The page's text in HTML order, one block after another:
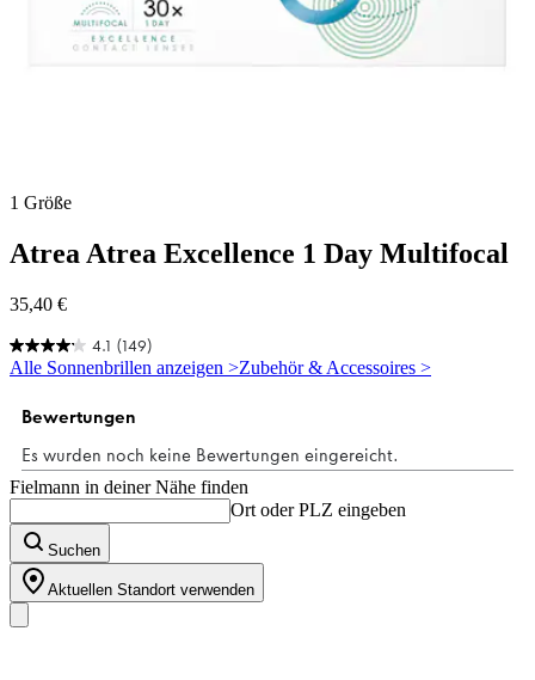
1 Größe
Atrea Atrea Excellence 1 Day Multifocal
35,40 €
4.1 (149)
4.1
von
Sternen.
Bewertungen
Alle Sonnenbrillen anzeigen >Zubehör & Accessoires >
Fielmann in deiner Nähe finden
Ort oder PLZ eingeben
Suchen
Aktuellen Standort verwenden